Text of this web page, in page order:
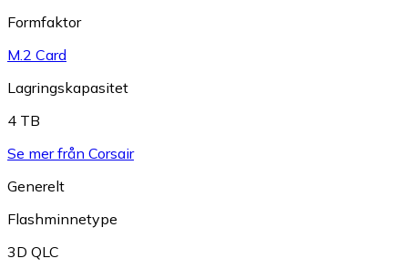
Formfaktor
M.2 Card
Lagringskapasitet
4 TB
Se mer från Corsair
Generelt
Flashminnetype
3D QLC